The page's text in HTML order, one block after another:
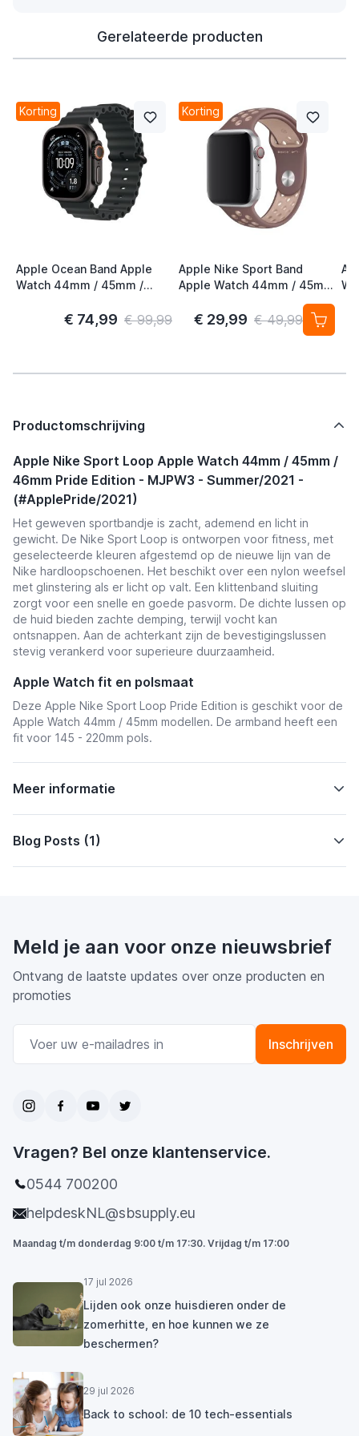
Gerelateerde producten
Korting
Apple Ocean Band Apple
Watch 44mm / 45mm /
Titanium€ 74,99 € 99,99
Korting
Apple Nike Sport Band
Apple Watch 44mm / 45mm
/ 46mm / 49mm Smokey
Mauve / Particle Beige
€ 29,99 € 49,99
Productomschrijving
Apple Nike Sport Loop Apple Watch 44mm / 45mm /
46mm Pride Edition - MJPW3 - Summer/2021 -
(#ApplePride/2021)
Het geweven sportbandje is zacht, ademend en licht in
gewicht. De Nike Sport Loop is ontworpen voor fitness, met
geselecteerde kleuren afgestemd op de nieuwe lijn van de
Nike hardloopschoenen. Het beschikt over een nylon weefsel
met glinstering als er licht op valt. Een klittenband sluiting
zorgt voor een snelle en goede pasvorm. De dichte lussen op
de huid bieden zachte demping, terwijl vocht kan
ontsnappen. Aan de achterkant zijn de bevestigingslussen
stevig verankerd voor superieure duurzaamheid.
Apple Watch fit en polsmaat
Deze Apple Nike Sport Loop Pride Edition is geschikt voor de
Apple Watch 44mm / 45mm modellen. De armband heeft een
fit voor 145 - 220mm pols.
Meer informatie
Blog Posts (1)
Meld je aan voor onze nieuwsbrief
Ontvang de laatste updates over onze producten en
promoties
Inschrijven
Vragen? Bel onze klantenservice.
0544 700200
helpdeskNL@sbsupply.eu
Maandag t/m donderdag 9:00 t/m 17:30. Vrijdag t/m 17:00
17 jul 2026
Lijden ook onze huisdieren onder de
zomerhitte, en hoe kunnen we ze
beschermen?
29 jul 2026
Back to school: de 10 tech-essentials